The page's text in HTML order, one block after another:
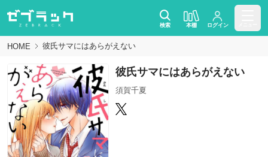
検索 本棚 ログイン
HOME 彼氏サマにはあらがえない
彼氏サマにはあらがえない
須賀千夏